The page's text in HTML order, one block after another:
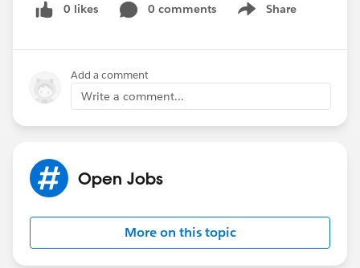
0 likes 0 comments Share
Show menu
Add a comment
Write a comment...
Open Jobs
More on this topic